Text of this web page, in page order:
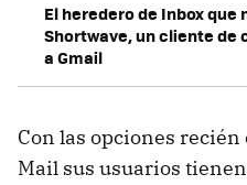
El heredero de Inbox que
Shortwave, un cliente
a Gmail
Con las opciones recién
Mail sus usuarios